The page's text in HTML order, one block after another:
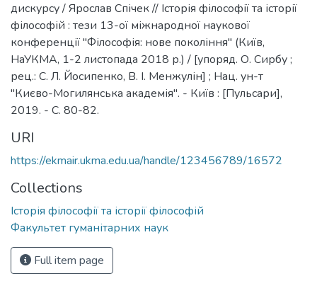
дискурсу / Ярослав Спічек // Історія філософії та історії
філософій : тези 13-ої міжнародної наукової
конференції "Філософія: нове покоління" (Київ,
НаУКМА, 1-2 листопада 2018 р.) / [упоряд. О. Сирбу ;
рец.: С. Л. Йосипенко, В. І. Менжулін] ; Нац. ун-т
"Києво-Могилянська академія". - Київ : [Пульсари],
2019. - С. 80-82.
URI
https://ekmair.ukma.edu.ua/handle/123456789/16572
Collections
Історія філософії та історії філософій
Факультет гуманітарних наук
Full item page